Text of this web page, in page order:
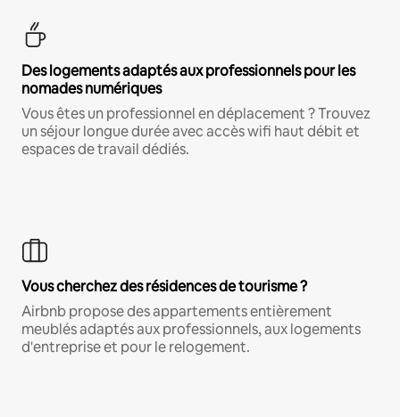
Des logements adaptés aux professionnels pour les
nomades numériques
Vous êtes un professionnel en déplacement ? Trouvez
un séjour longue durée avec accès wifi haut débit et
espaces de travail dédiés.
Vous cherchez des résidences de tourisme ?
Airbnb propose des appartements entièrement
meublés adaptés aux professionnels, aux logements
d'entreprise et pour le relogement.